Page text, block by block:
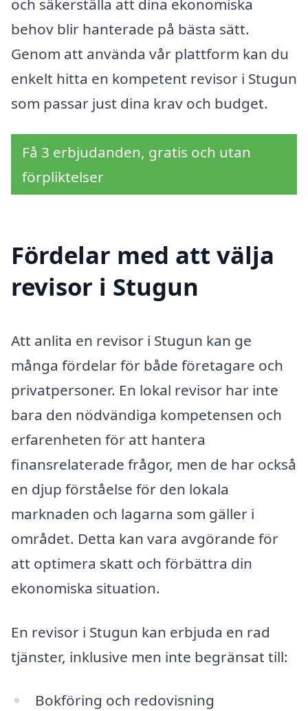
och säkerställa att dina ekonomiska
behov blir hanterade på bästa sätt.
Genom att använda vår plattform kan du
enkelt hitta en kompetent revisor i Stugun
som passar just dina krav och budget.
Få 3 erbjudanden, gratis och utan
förpliktelser
Fördelar med att välja
revisor i Stugun
Att anlita en revisor i Stugun kan ge
många fördelar för både företagare och
privatpersoner. En lokal revisor har inte
bara den nödvändiga kompetensen och
erfarenheten för att hantera
finansrelaterade frågor, men de har också
en djup förståelse för den lokala
marknaden och lagarna som gäller i
området. Detta kan vara avgörande för
att optimera skatt och förbättra din
ekonomiska situation.
En revisor i Stugun kan erbjuda en rad
tjänster, inklusive men inte begränsat till:
Bokföring och redovisning